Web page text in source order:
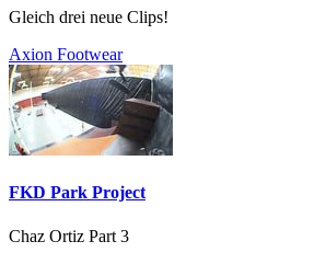
Gleich drei neue Clips!
Axion Footwear
FKD Park Project
Chaz Ortiz Part 3